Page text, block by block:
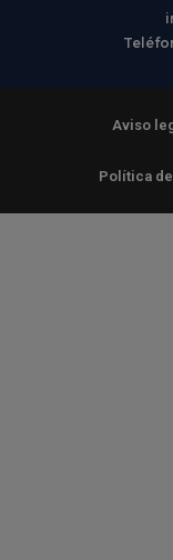
Aviso
Política